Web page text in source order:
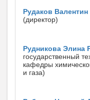
Рудаков
(директор)
Рудникова Элина
государственный
кафедры
и газа)